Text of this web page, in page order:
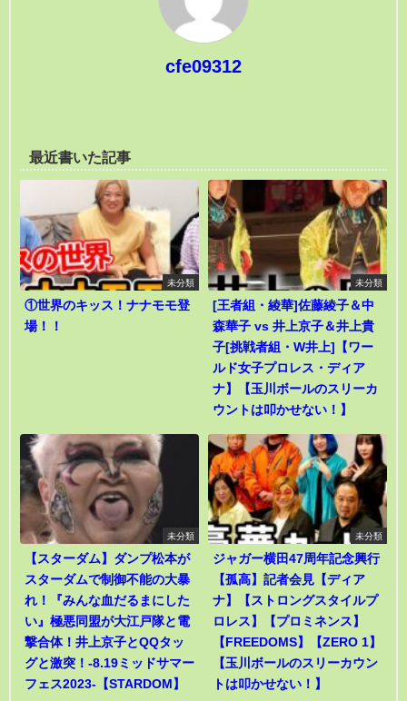
cfe09312
最近書いた記事
未分類
①世界のキッス！ナナモモ登
場！！
未分類
[王者組・綾華]佐藤綾子＆中
森華子 vs 井上京子＆井上貴
子[挑戦者組・W井上]【ワー
ルド女子プロレス・ディア
ナ】【玉川ボールのスリーカ
ウントは叩かせない！】
未分類
【スターダム】ダンプ松本が
スターダムで制御不能の大暴
れ！『みんな血だるまにした
い』極悪同盟が大江戸隊と電
撃合体！井上京子とQQタッ
グと激突！-8.19ミッドサマー
フェス2023-【STARDOM】
未分類
ジャガー横田47周年記念興行
【孤高】記者会見【ディア
ナ】【ストロングスタイルプ
ロレス】【プロミネンス】
【FREEDOMS】【ZERO 1】
【玉川ボールのスリーカウン
トは叩かせない！】